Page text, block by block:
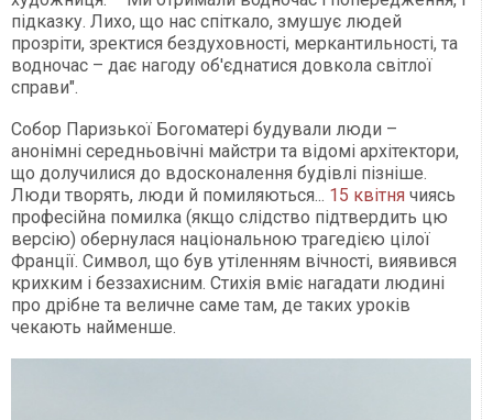
підказку. Лихо, що нас спіткало, змушує людей
прозріти, зректися бездуховності, меркантильності, та
водночас – дає нагоду об'єднатися довкола світлої
справи".
Собор Паризької Богоматері будували люди –
анонімні середньовічні майстри та відомі архітектори,
що долучилися до вдосконалення будівлі пізніше.
Люди творять, люди й помиляються... 15 квітня чиясь
професійна помилка (якщо слідство підтвердить цю
версію) обернулася національною трагедією цілої
Франції. Символ, що був утіленням вічності, виявився
крихким і беззахисним. Стихія вміє нагадати людині
про дрібне та величне саме там, де таких уроків
чекають найменше.